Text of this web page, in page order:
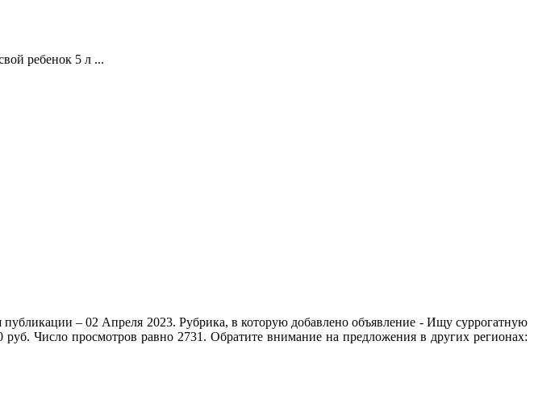
ребенок 5 л ...
– 02 Апреля 2023. Рубрика, в которую добавлено объявление - Ищу суррогатную
Число просмотров равно 2731. Обратите внимание на предложения в других регионах: